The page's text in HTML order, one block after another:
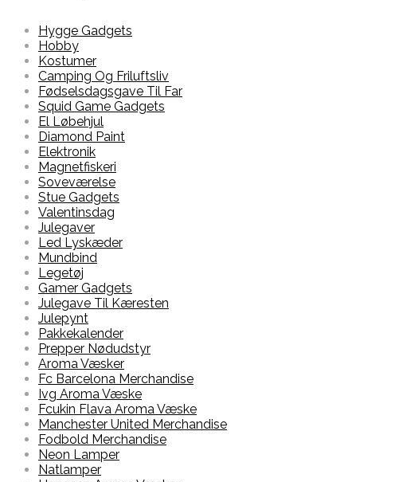
Hygge Gadgets
Hobby
Kostumer
Camping Og Friluftsliv
Fødselsdagsgave Til Far
Squid Game Gadgets
El Løbehjul
Diamond Paint
Elektronik
Magnetfiskeri
Soveværelse
Stue Gadgets
Valentinsdag
Julegaver
Led Lyskæder
Mundbind
Legetøj
Gamer Gadgets
Julegave Til Kæresten
Julepynt
Pakkekalender
Prepper Nødudstyr
Aroma Væsker
Fc Barcelona Merchandise
Ivg Aroma Væske
Fcukin Flava Aroma Væske
Manchester United Merchandise
Fodbold Merchandise
Neon Lamper
Natlamper